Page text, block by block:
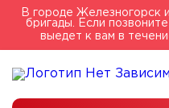
В городе Железногорск
бригады. Если
выедет к вам в